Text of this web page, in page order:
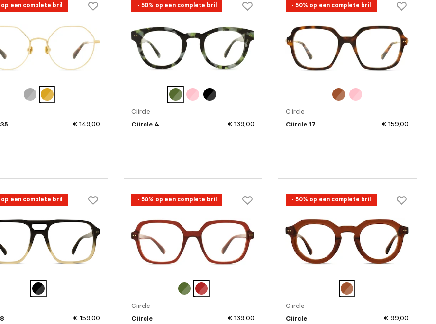
op een complete bril
€ 149,00
- 50% op een complete bril
Ciircle
Ciircle 4
€ 139,00
- 50% op een complete bril
Ciircle
Ciircle 17
€ 159,00
op een complete bril
€ 159,00
- 50% op een complete bril
Ciircle
Ciircle
€ 139,00
- 50% op een complete bril
Ciircle
Ciircle
€ 99,00